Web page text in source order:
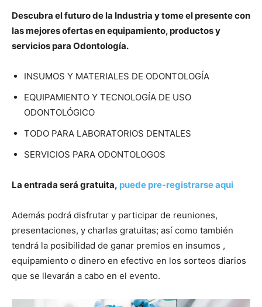
Descubra el futuro de la Industria y tome el presente con
las mejores ofertas en equipamiento, productos y
servicios para Odontología.
INSUMOS Y MATERIALES DE ODONTOLOGÍA
EQUIPAMIENTO Y TECNOLOGÍA DE USO
ODONTOLÓGICO
TODO PARA LABORATORIOS DENTALES
SERVICIOS PARA ODONTOLOGOS
La entrada será gratuita, puede pre-registrarse aqui
Además podrá disfrutar y participar de reuniones,
presentaciones, y charlas gratuitas; así como también
tendrá la posibilidad de ganar premios en insumos ,
equipamiento o dinero en efectivo en los sorteos diarios
que se llevarán a cabo en el evento.